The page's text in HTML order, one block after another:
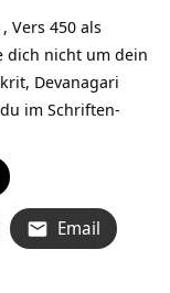
, Vers 450 als
dich nicht um dein
Devanagari
im Schriften-
Email